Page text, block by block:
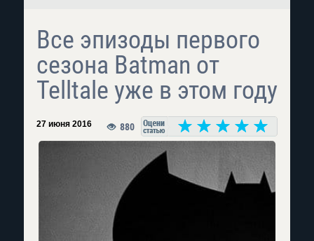
Все эпизоды первого
сезона Batman от
Telltale уже в этом году
27 июня 2016 880